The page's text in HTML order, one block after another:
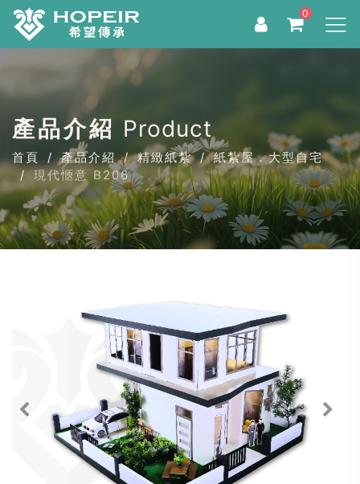
0
產品介紹 Product
首頁 產品介紹 精緻紙紮
紙紮屋．大型自宅
現代愜意 B206